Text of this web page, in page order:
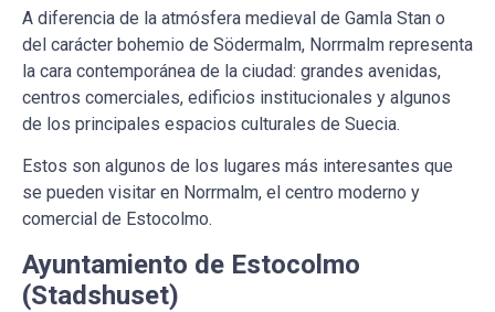
A diferencia de la atmósfera medieval de Gamla Stan o
del carácter bohemio de Södermalm, Norrmalm representa
la cara contemporánea de la ciudad: grandes avenidas,
centros comerciales, edificios institucionales y algunos
de los principales espacios culturales de Suecia.
Estos son algunos de los lugares más interesantes que
se pueden visitar en Norrmalm, el centro moderno y
comercial de Estocolmo.
Ayuntamiento de Estocolmo
(Stadshuset)